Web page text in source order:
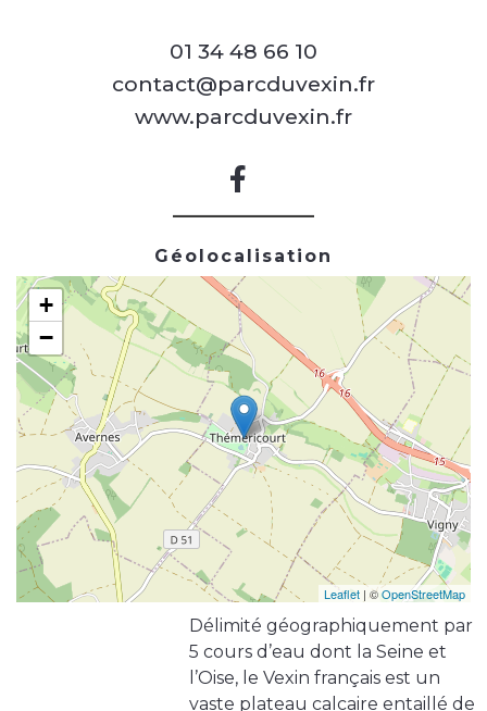
01 34 48 66 10
contact@parcduvexin.fr
www.parcduvexin.fr
Géolocalisation
+
−
Leaflet | ©OpenStreetMap
Délimité géographiquement par
5 cours d’eau dont la Seine et
l’Oise, le Vexin français est un
vaste plateau calcaire entaillé de